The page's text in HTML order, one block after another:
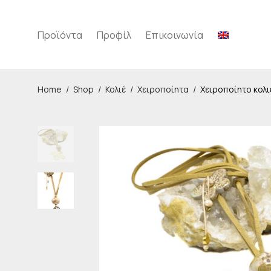
Προϊόντα Προφίλ Επικοινωνία
Home / Shop / Κολιέ / Χειροποίητα / Χειροποίητο